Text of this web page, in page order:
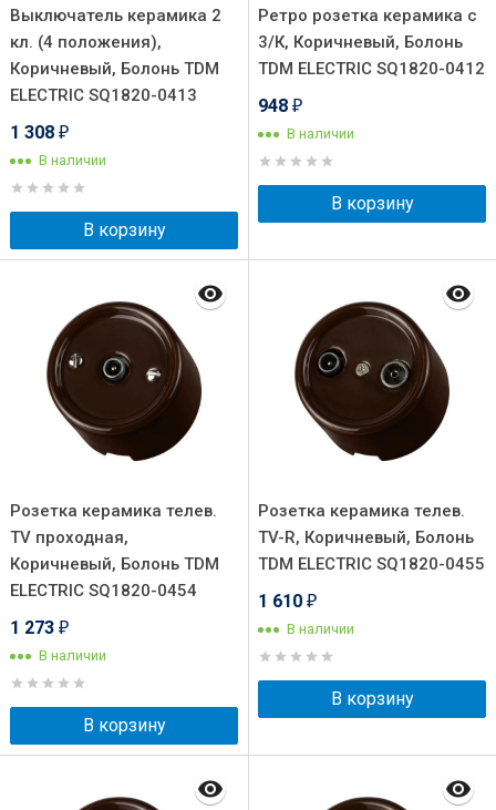
Выключатель керамика 2
кл. (4 положения),
Коричневый, Болонь TDM
ELECTRIC SQ1820-0413
1 308 ₽
В наличии
В корзину
Ретро розетка керамика с
3/К, Коричневый, Болонь
TDM ELECTRIC SQ1820-0412
948 ₽
В наличии
В корзину
Розетка керамика телев.
TV проходная,
Коричневый, Болонь TDM
ELECTRIC SQ1820-0454
1 273 ₽
В наличии
В корзину
Розетка керамика телев.
TV-R, Коричневый, Болонь
TDM ELECTRIC SQ1820-0455
1 610 ₽
В наличии
В корзину